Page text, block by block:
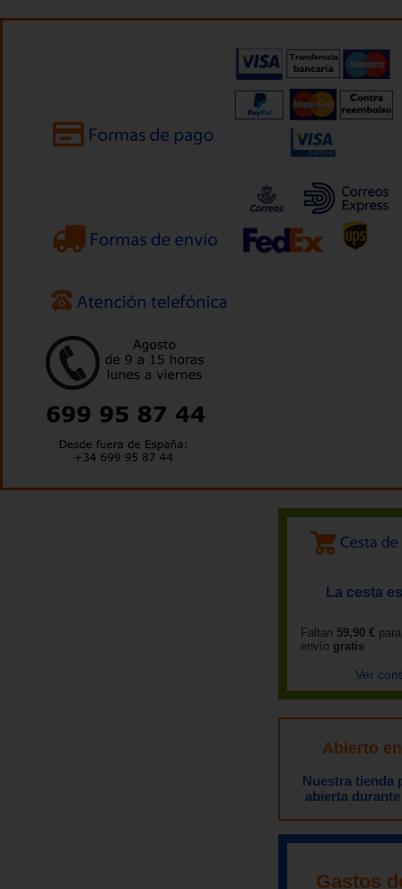
La cesta
Faltan 59,90 €
envío gratis
Ver
Abierto
Nuestra tienda
abierta
Gastos